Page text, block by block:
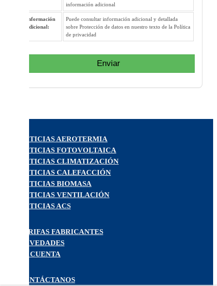
información adicional
Información
adicional:
Puede consultar información adicional y detallada
sobre Protección de datos en nuestro texto de la Política
de privacidad
Enviar
NOTICIAS AEROTERMIA
NOTICIAS FOTOVOLTAICA
NOTICIAS CLIMATIZACIÓN
NOTICIAS CALEFACCIÓN
NOTICIAS BIOMASA
NOTICIAS VENTILACIÓN
NOTICIAS ACS
TARIFAS FABRICANTES
NOVEDADES
MI CUENTA
CONTÁCTANOS